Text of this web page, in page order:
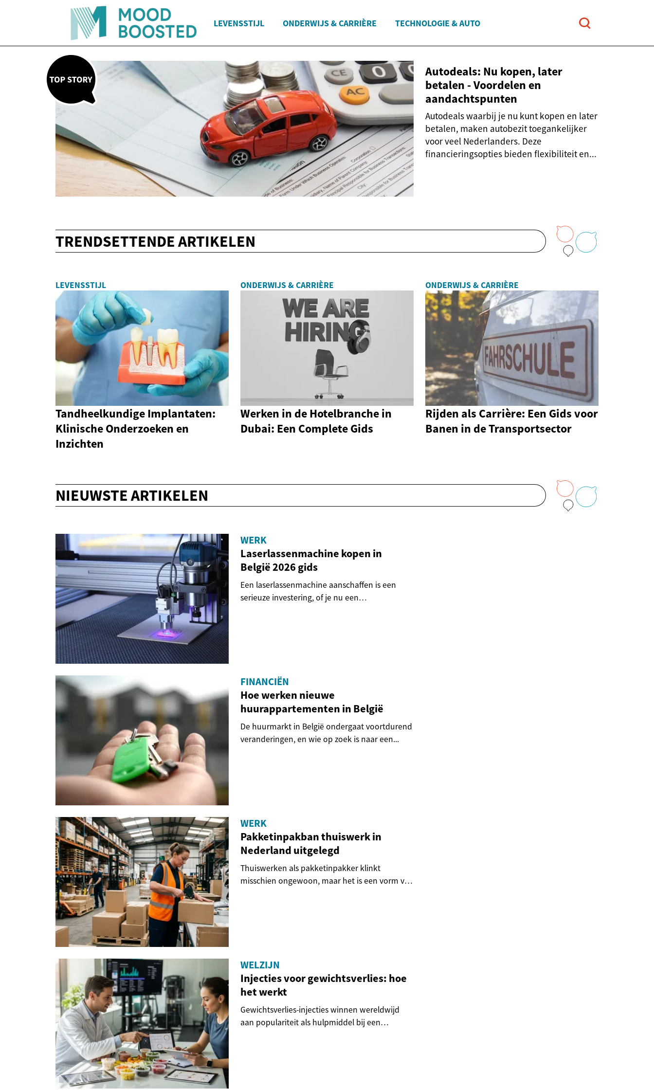
LEVENSSTIJL ONDERWIJS & CARRIÈRE TECHNOLOGIE & AUTO
Autodeals: Nu kopen, later
betalen - Voordelen en
aandachtspunten
Autodeals waarbij je nu kunt kopen en later
betalen, maken autobezit toegankelijker
voor veel Nederlanders. Deze
financieringsopties bieden flexibiliteit en...
TRENDSETTENDE ARTIKELEN
LEVENSSTIJL
Tandheelkundige Implantaten:
Klinische Onderzoeken en
Inzichten
ONDERWIJS & CARRIÈRE
Werken in de Hotelbranche in
Dubai: Een Complete Gids
ONDERWIJS & CARRIÈRE
Rijden als Carrière: Een Gids voor
Banen in de Transportsector
NIEUWSTE ARTIKELEN
WERK
Laserlassenmachine kopen in
België 2026 gids
Een laserlassenmachine aanschaffen is een
serieuze investering, of je nu een
FINANCIËN
Hoe werken nieuwe
huurappartementen in België
De huurmarkt in België ondergaat voortdurend
veranderingen, en wie op zoek is naar een...
WERK
Pakketinpakban thuiswerk in
Nederland uitgelegd
Thuiswerken als pakketinpakker klinkt
misschien ongewoon, maar het is een vorm van
WELZIJN
Injecties voor gewichtsverlies: hoe
het werkt
Gewichtsverlies-injecties winnen wereldwijd
aan populariteit als hulpmiddel bij een